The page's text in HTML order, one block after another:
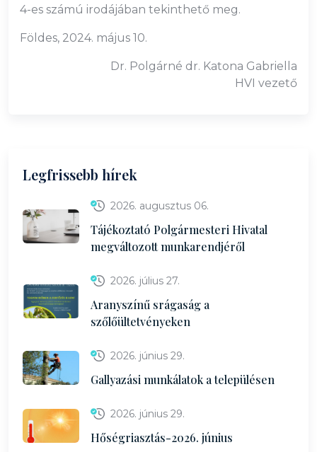
4-es számú irodájában tekinthető meg.
Földes, 2024. május 10.
Dr. Polgárné dr. Katona Gabriella
HVI vezető
Legfrissebb hírek
2026. augusztus 06.
Tájékoztató Polgármesteri Hivatal
megváltozott munkarendjéről
2026. július 27.
Aranyszínű srágaság a
szőlőültetvényeken
2026. június 29.
Gallyazási munkálatok a településen
2026. június 29.
Hőségriasztás-2026. június